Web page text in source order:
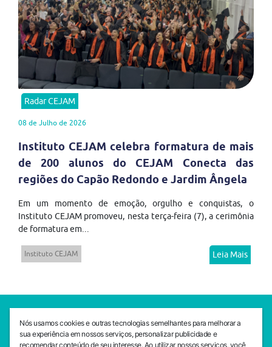
Radar CEJAM
08 de Julho de 2026
Instituto CEJAM celebra formatura de mais
de 200 alunos do CEJAM Conecta das
regiões do Capão Redondo e Jardim Ângela
Em um momento de emoção, orgulho e conquistas, o
Instituto CEJAM promoveu, nesta terça-feira (7), a cerimônia
de formatura em...
Instituto CEJAM Leia Mais
SEDE CEJAM
Av. da Liberdade, 765, Liberdade, São Paulo, 01503-001
(11) 3469 - 1818
Nós usamos cookies e outras tecnologias semelhantes para melhorar a
sua experiência em nossos serviços, personalizar publicidade e
recomendar conteúdo de seu interesse. Ao utilizar nossos serviços, você